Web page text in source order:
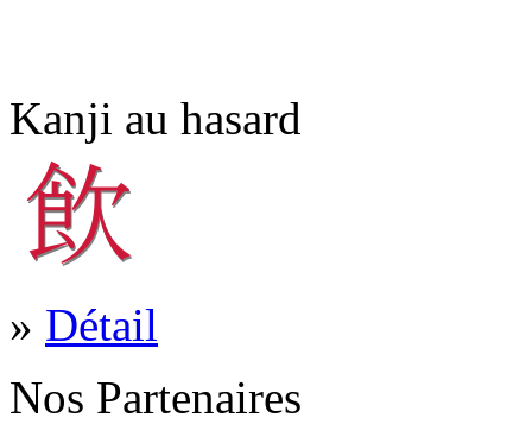
Kanji au hasard
» Détail
Nos Partenaires